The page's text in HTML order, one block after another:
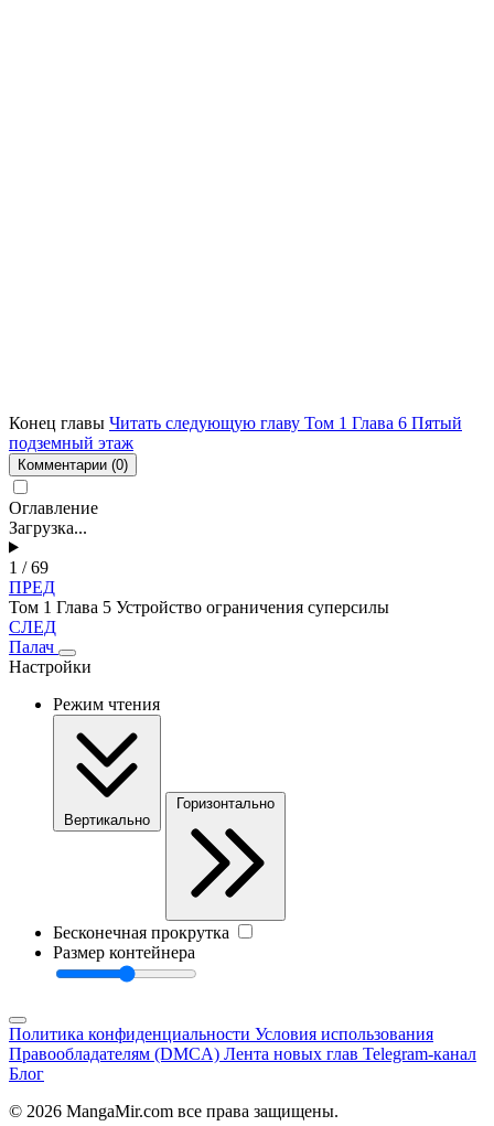
Конец главы Читать следующую главу Том 1 Глава 6 Пятый
подземный этаж
Комментарии (0)
Оглавление
Загрузка...
1 / 69
ПРЕД
Том 1 Глава 5 Устройство ограничения суперсилы
СЛЕД
Палач
Настройки
Режим чтения
Вертикально
Горизонтально
Бесконечная прокрутка
Размер контейнера
Политика конфиденциальности Условия использования
Правообладателям (DMCA) Лента новых глав Telegram-канал
Блог
© 2026 MangaMir.com все права защищены.